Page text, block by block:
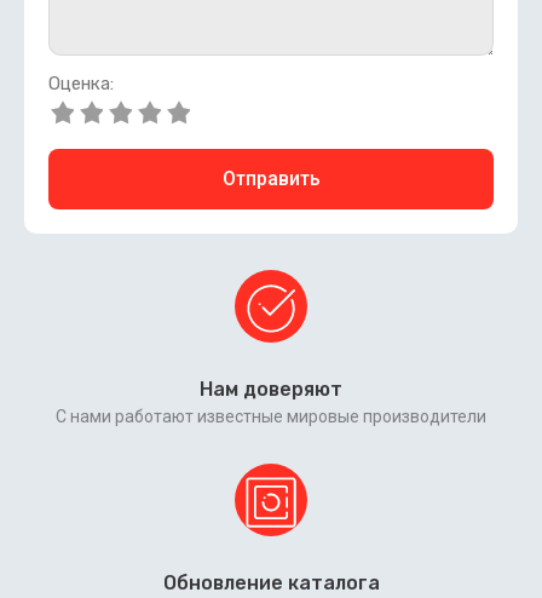
Оценка:
Отправить
Нам доверяют
С нами работают известные мировые производители
Обновление каталога